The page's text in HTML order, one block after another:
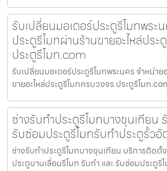
รับเปลี่ยนมอเตอร์ประตูรีโมทพระ
ประตูรีโมทผ่านร้านขายอะไหล่ปร
ประตูรีโมท.com
รับเปลี่ยนมอเตอร์ประตูรีโมทพระนคร จำหน่าย
ขายอะไหล่ประตูรีโมทครบวงจร ประตูรีโมท
ช่างรับทำประตูรีโมทบางขุนเทียน
รับซ่อมประตูรีโมทรับทำประตูรั้วอั
ช่างรับทำประตูรีโมทบางขุนเทียน บริการติดตั้
ประตูบานเลื่อนรีโมท รับทำ และ รับซ่อมประตู